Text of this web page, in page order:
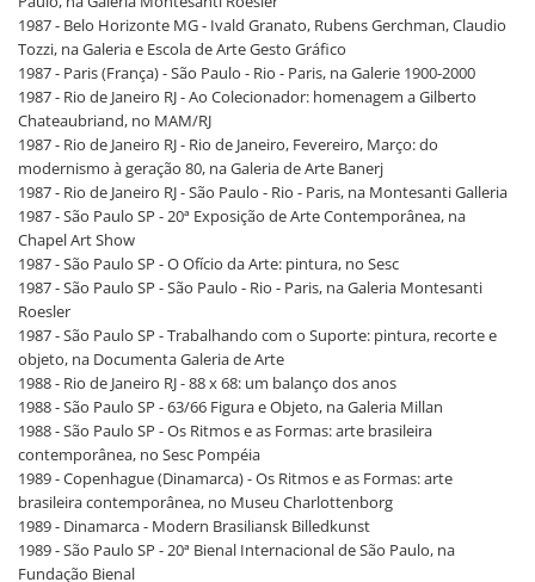
1987 - Belo Horizonte MG - Ivald Granato, Rubens Gerchman, Claudio
Tozzi, na Galeria e Escola de Arte Gesto Gráfico
1987 - Paris (França) - São Paulo - Rio - Paris, na Galerie 1900-2000
1987 - Rio de Janeiro RJ - Ao Colecionador: homenagem a Gilberto
Chateaubriand, no MAM/RJ
1987 - Rio de Janeiro RJ - Rio de Janeiro, Fevereiro, Março: do
modernismo à geração 80, na Galeria de Arte Banerj
1987 - Rio de Janeiro RJ - São Paulo - Rio - Paris, na Montesanti Galleria
1987 - São Paulo SP - 20ª Exposição de Arte Contemporânea, na
Chapel Art Show
1987 - São Paulo SP - O Ofício da Arte: pintura, no Sesc
1987 - São Paulo SP - São Paulo - Rio - Paris, na Galeria Montesanti
Roesler
1987 - São Paulo SP - Trabalhando com o Suporte: pintura, recorte e
objeto, na Documenta Galeria de Arte
1988 - Rio de Janeiro RJ - 88 x 68: um balanço dos anos
1988 - São Paulo SP - 63/66 Figura e Objeto, na Galeria Millan
1988 - São Paulo SP - Os Ritmos e as Formas: arte brasileira
contemporânea, no Sesc Pompéia
1989 - Copenhague (Dinamarca) - Os Ritmos e as Formas: arte
brasileira contemporânea, no Museu Charlottenborg
1989 - Dinamarca - Modern Brasiliansk Billedkunst
1989 - São Paulo SP - 20ª Bienal Internacional de São Paulo, na
Fundação Bienal